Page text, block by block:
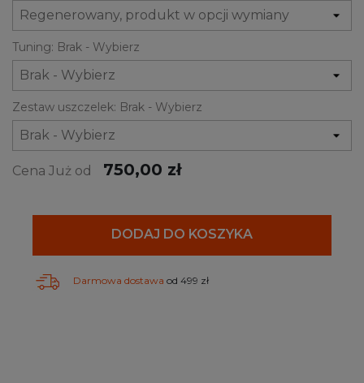
Tuning: Brak - Wybierz
Zestaw uszczelek: Brak - Wybierz
Cena Już od 750,00 zł
DODAJ DO KOSZYKA
Darmowa dostawa od 499 zł